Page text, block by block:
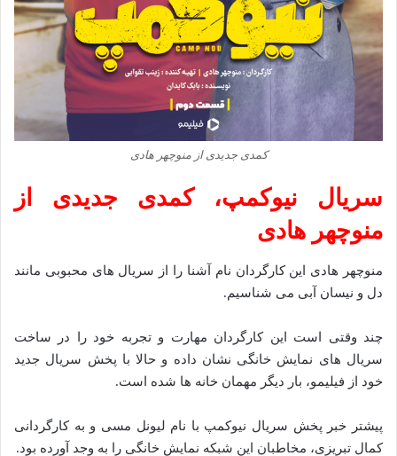
کمدی جدیدی از منوچهر هادی
سریال نیوکمپ، کمدی جدیدی از
منوچهر هادی
منوچهر هادی این کارگردان نام آشنا را از سریال های محبوبی مانند
دل و نیسان آبی می شناسیم.
چند وقتی است این کارگردان مهارت و تجربه خود را در ساخت
سریال های نمایش خانگی نشان داده و حالا با پخش سریال جدید
خود از فیلیمو، بار دیگر مهمان خانه ها شده است.
پیشتر خبر پخش سریال نیوکمپ با نام لیونل مسی و به کارگردانی
کمال تبریزی، مخاطبان این شبکه نمایش خانگی را به وجد آورده بود.